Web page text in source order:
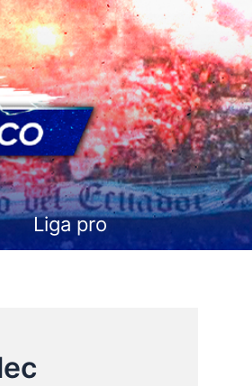
Liga pro